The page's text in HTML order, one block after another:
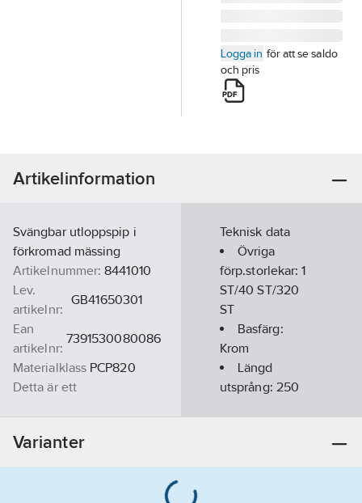
Logga in för att se saldo
och pris
Artikelinformation
Svängbar utloppspip i
förkromad mässing
Artikelnummer: 8441010
Lev.
artikelnr:
GB41650301
Ean
artikelnr:
7391530080086
Materialklass PCP820
Detta är ett
Teknisk data
Övriga
förp.storlekar:1
ST/40 ST/320
ST
Basfärg:
Krom
Längd
utsprång: 250
Varianter